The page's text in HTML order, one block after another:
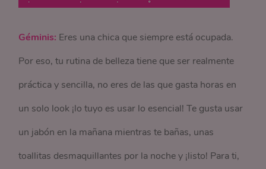
Géminis: Eres una chica que siempre está ocupada.
Por eso, tu rutina de belleza tiene que ser realmente
práctica y sencilla, no eres de las que gasta horas en
un solo look ¡lo tuyo es usar lo esencial! Te gusta usar
un jabón en la mañana mientras te bañas, unas
toallitas desmaquillantes por la noche y ¡listo! Para ti,